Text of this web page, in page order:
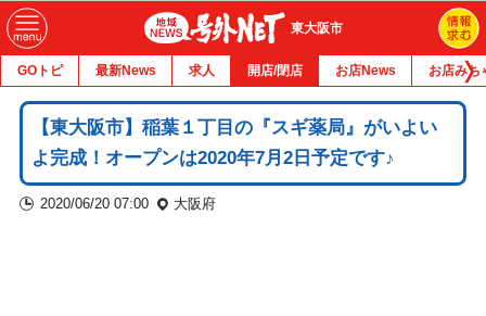
東大阪市
GOトピ 最新News 求人 開店/閉店 お店News お店みち
【東大阪市】稲葉１丁目の『スギ薬局』がいよい
よ完成！オープンは2020年7月2日予定です♪
2020/06/20 07:00 大阪府